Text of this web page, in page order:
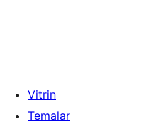
Vitrin
Temalar